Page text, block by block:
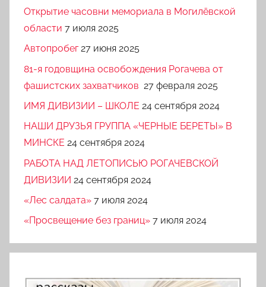
Открытие часовни мемориала в Могилёвской
области 7 июля 2025
Автопробег 27 июня 2025
81-я годовщина освобождения Рогачева от
фашистских захватчиков 27 февраля 2025
ИМЯ ДИВИЗИИ – ШКОЛЕ 24 сентября 2024
НАШИ ДРУЗЬЯ ГРУППА «ЧЕРНЫЕ БЕРЕТЫ» В
МИНСКЕ 24 сентября 2024
РАБОТА НАД ЛЕТОПИСЬЮ РОГАЧЕВСКОЙ
ДИВИЗИИ 24 сентября 2024
«Лес салдата» 7 июля 2024
«Просвещение без границ» 7 июля 2024